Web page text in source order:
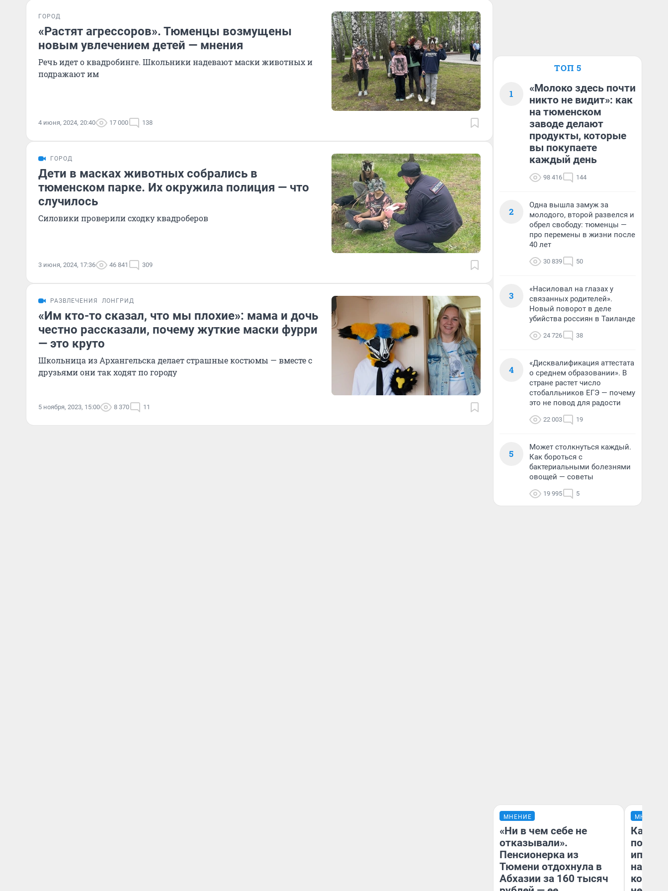
ГОРОД
«Растят агрессоров». Тюменцы возмущены
новым увлечением детей — мнения
Речь идет о квадробинге. Школьники надевают маски животных и
подражают им
4 июня, 2024, 20:40 17 000 138
ГОРОД
Дети в масках животных собрались в
тюменском парке. Их окружила полиция — что
случилось
Силовики проверили сходку квадроберов
3 июня, 2024, 17:36 46 841 309
РАЗВЛЕЧЕНИЯ ЛОНГРИД
«Им кто-то сказал, что мы плохие»: мама и дочь
честно рассказали, почему жуткие маски фурри
— это круто
Школьница из Архангельска делает страшные костюмы — вместе с
друзьями они так ходят по городу
5 ноября, 2023, 15:00 8 370 11
ТОП 5
1
«Молоко здесь почти
никто не видит»: как
на тюменском
заводе делают
продукты, которые
вы покупаете
каждый день
98 416 144
2
Одна вышла замуж за
молодого, второй развелся и
обрел свободу: тюменцы —
про перемены в жизни после
40 лет
30 839 50
3
«Насиловал на глазах у
связанных родителей».
Новый поворот в деле
убийства россиян в Таиланде
24 726 38
4
«Дисквалификация аттестата
о среднем образовании». В
стране растет число
стобалльников ЕГЭ — почему
это не повод для радости
22 003 19
5
Может столкнуться каждый.
Как бороться с
бактериальными болезнями
овощей — советы
19 995 5
МНЕНИЕ
«Ни в чем себе не
отказывали».
Пенсионерка из
Тюмени отдохнула в
Абхазии за 160 тысяч
МНЕНИЕ
Как
после